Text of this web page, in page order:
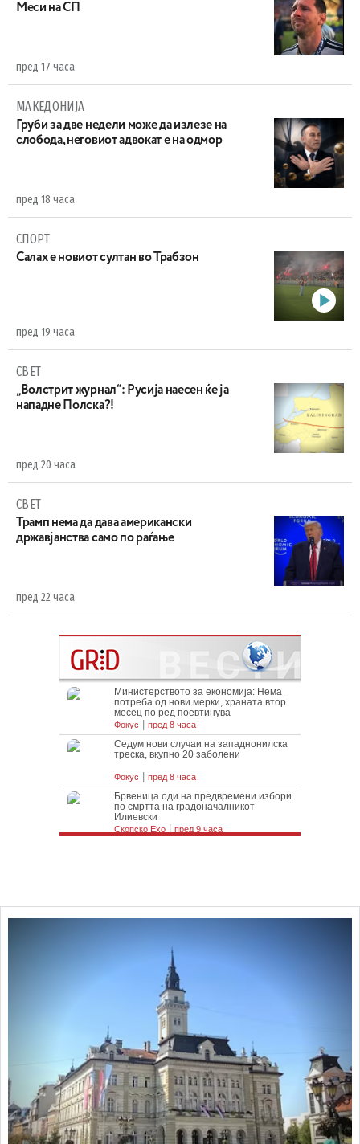
Меси на СП
пред 17 часа
МАКЕДОНИЈА
Груби за две недели може да излезе на
слобода, неговиот адвокат е на одмор
пред 18 часа
СПОРТ
Салах е новиот султан во Трабзон
пред 19 часа
СВЕТ
„Волстрит журнал“: Русија наесен ќе ја
нападне Полска?!
пред 20 часа
СВЕТ
Трамп нема да дава американски
државјанства само по раѓање
пред 22 часа